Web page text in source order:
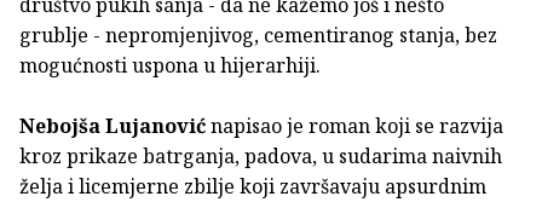
grublje - nepromjenjivog, cementiranog stanja, bez
mogućnosti uspona u hijerarhiji.
Nebojša Lujanovićnapisao je roman koji se razvija
kroz prikaze batrganja, padova, u sudarima naivnih
želja i licemjerne zbilje koji završavaju apsurdnim